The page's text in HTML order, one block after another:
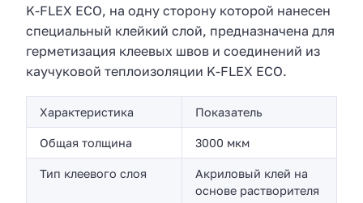
K-FLEX ECO, на одну сторону которой нанесен
специальный клейкий слой, предназначена для
герметизация клеевых швов и соединений из
каучуковой теплоизоляции K-FLEX ECO.
Характеристика Показатель
Общая толщина 3000 мкм
Тип клеевого слоя
Акриловый клей на
основе растворителя